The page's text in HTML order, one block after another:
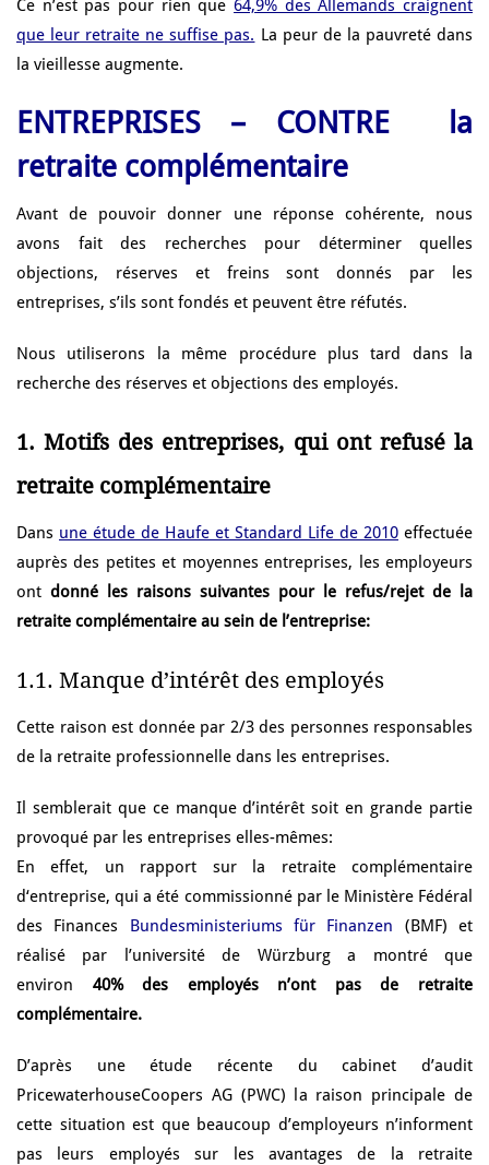
Ce n’est pas pour rien que 64,9% des Allemands craignent
que leur retraite ne suffise pas. La peur de la pauvreté dans
la vieillesse augmente.
ENTREPRISES – CONTRE la
retraite complémentaire
Avant de pouvoir donner une réponse cohérente, nous
avons fait des recherches pour déterminer quelles
objections, réserves et freins sont donnés par les
entreprises, s’ils sont fondés et peuvent être réfutés.
Nous utiliserons la même procédure plus tard dans la
recherche des réserves et objections des employés.
1. Motifs des entreprises, qui ont refusé la
retraite complémentaire
Dans une étude de Haufe et Standard Life de 2010 effectuée
auprès des petites et moyennes entreprises, les employeurs
ont donné les raisons suivantes pour le refus/rejet de la
retraite complémentaire au sein de l’entreprise:
1.1. Manque d’intérêt des employés
Cette raison est donnée par 2/3 des personnes responsables
de la retraite professionnelle dans les entreprises.
Il semblerait que ce manque d’intérêt soit en grande partie
provoqué par les entreprises elles-mêmes:
En effet, un rapport sur la retraite complémentaire
d‘entreprise, qui a été commissionné par le Ministère Fédéral
des Finances Bundesministeriums für Finanzen
(BMF) et
réalisé par l’université de Würzburg a montré que
environ 40% des employés n’ont pas de retraite
complémentaire.
D’après une étude récente du cabinet d’audit
PricewaterhouseCoopers AG (PWC) la raison principale de
cette situation est que beaucoup d’employeurs n’informent
pas leurs employés sur les avantages de la retraite